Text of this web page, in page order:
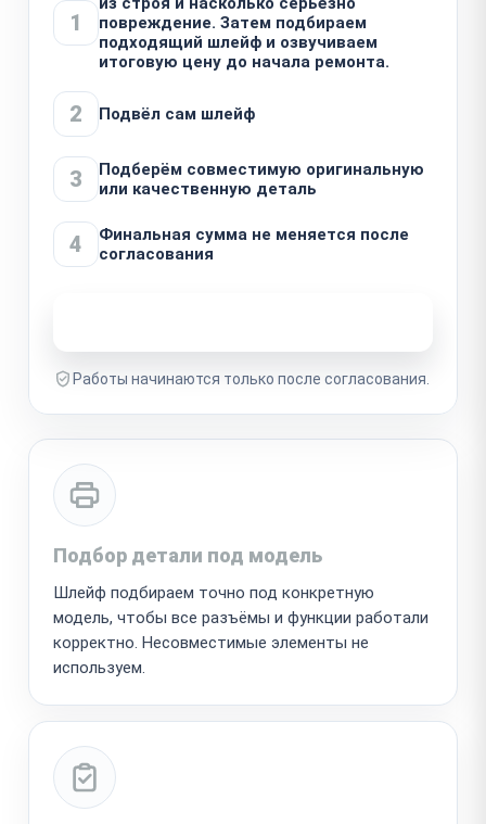
1
повреждение. Затем подбираем
подходящий шлейф и озвучиваем
итоговую цену до начала ремонта.
2 Подвёл сам шлейф
3
Подберём совместимую оригинальную
или качественную деталь
4
Финальная сумма не меняется после
согласования
Работы начинаются только после согласования.
Подбор детали под модель
Шлейф подбираем точно под конкретную
модель, чтобы все разъёмы и функции работали
корректно. Несовместимые элементы не
используем.